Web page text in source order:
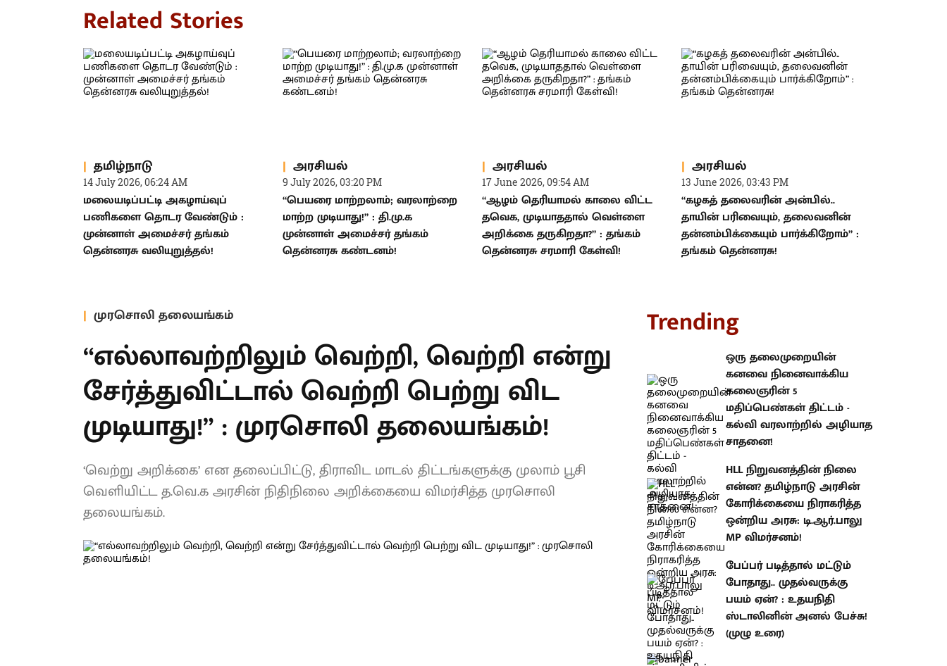
Related Stories
தமிழ்நாடு
14 July 2026, 06:24 AM
மலையடிப்பட்டி அகழாய்வுப்
பணிகளை தொடர வேண்டும் :
முன்னாள் அமைச்சர் தங்கம்
தென்னரசு வலியுறுத்தல்!
அரசியல்
9 July 2026, 03:20 PM
“பெயரை மாற்றலாம்; வரலாற்றை
மாற்ற முடியாது!” : தி.மு.க
முன்னாள் அமைச்சர் தங்கம்
தென்னரசு கண்டனம்!
அரசியல்
17 June 2026, 09:54 AM
“ஆழம் தெரியாமல் காலை விட்ட
தவெக, முடியாததால் வெள்ளை
அறிக்கை தருகிறதா?” : தங்கம்
தென்னரசு சரமாரி கேள்வி!
அரசியல்
13 June 2026, 03:43 PM
“கழகத் தலைவரின் அன்பில்..
தாயின் பரிவையும், தலைவனின்
தன்னம்பிக்கையும் பார்க்கிறோம்” :
தங்கம் தென்னரசு!
முரசொலி தலையங்கம்
“எல்லாவற்றிலும் வெற்றி, வெற்றி
என்று சேர்த்துவிட்டால் வெற்றி
பெற்று விட முடியாது!” : முரசொலி
தலையங்கம்!
‘வெற்று அறிக்கை’ என தலைப்பிட்டு, திராவிட மாடல் திட்டங்களுக்கு முலாம்
பூசி வெளியிட்ட த.வெ.க அரசின் நிதிநிலை அறிக்கையை விமர்சித்த முரசொலி
தலையங்கம்.
Trending
ஒரு தலைமுறையின் கனவை
நினைவாக்கிய கலைஞரின் 5
மதிப்பெண்கள் திட்டம் - கல்வி
வரலாற்றில் அழியாத சாதனை!
HLL நிறுவனத்தின் நிலை என்ன?
தமிழ்நாடு அரசின் கோரிக்கையை
நிராகரித்த ஒன்றிய அரசு:
டி.ஆர்.பாலு MP விமர்சனம்!
பேப்பர் படித்தால் மட்டும் போதாது..
முதல்வருக்கு பயம் ஏன்? : உதயநிதி
ஸ்டாலினின் அனல் பேச்சு! (முழு
உரை)
Latest Stories
ஒரு தலைமுறையின் கனவை